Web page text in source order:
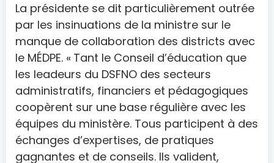
La présidente se dit particulièrement outrée
par les insinuations de la ministre sur le
manque de collaboration des districts avec
le MÉDPE. « Tant le Conseil d’éducation que
les leadeurs du DSFNO des secteurs
administratifs, financiers et pédagogiques
coopèrent sur une base régulière avec les
équipes du ministère. Tous participent à des
échanges d’expertises, de pratiques
gagnantes et de conseils. Ils valident,